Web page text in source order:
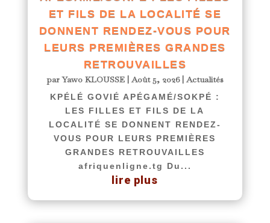
ET FILS DE LA LOCALITÉ SE
DONNENT RENDEZ-VOUS POUR
LEURS PREMIÈRES GRANDES
RETROUVAILLES
parYawo KLOUSSE|Août 5, 2026|Actualités
KPÉLÉ GOVIÉ APÉGAMÉ/SOKPÉ :
LES FILLES ET FILS DE LA
LOCALITÉ SE DONNENT RENDEZ-
VOUS POUR LEURS PREMIÈRES
GRANDES RETROUVAILLES
afriquenligne.tg Du...
lire plus